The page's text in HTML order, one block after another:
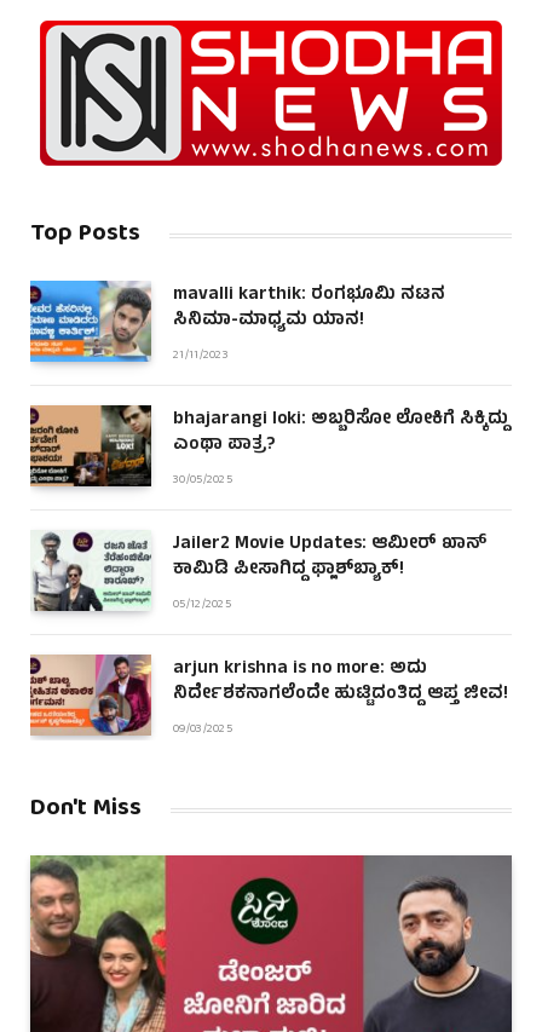
Top Posts
mavalli karthik: ರಂಗಭೂಮಿ ನಟನ
ಸಿನಿಮಾ-ಮಾಧ್ಯಮ ಯಾನ!
21/11/2023
bhajarangi loki: ಅಬ್ಬರಿಸೋ ಲೋಕಿಗೆ ಸಿಕ್ಕಿದ್ದು
ಎಂಥಾ ಪಾತ್ರ?
30/05/2025
Jailer2 Movie Updates: ಆಮೀರ್ ಖಾನ್
ಕಾಮಿಡಿ ಪೀಸಾಗಿದ್ದ ಫ್ಲಾಶ್‌ಬ್ಯಾಕ್!
05/12/2025
arjun krishna is no more: ಅದು
ನಿರ್ದೇಶಕನಾಗಲೆಂದೇ ಹುಟ್ಟಿದಂತಿದ್ದ ಆಪ್ತ ಜೀವ!
09/03/2025
Don't Miss